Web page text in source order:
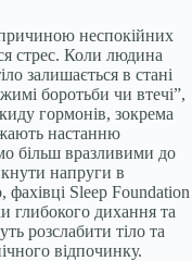
неспокійних
стрес. Коли людина
залишається в стані
боротьби чи втечі”,
гормонів, зокрема
настанню
більш вразливими до
напруги в
Sleep Foundation
глибокого дихання та
розслабити тіло та
відпочинку.